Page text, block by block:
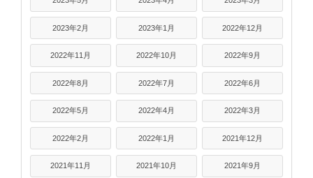
2023年2月 2023年1月 2022年12月
2022年11月 2022年10月 2022年9月
2022年8月 2022年7月 2022年6月
2022年5月 2022年4月 2022年3月
2022年2月 2022年1月 2021年12月
2021年11月 2021年10月 2021年9月